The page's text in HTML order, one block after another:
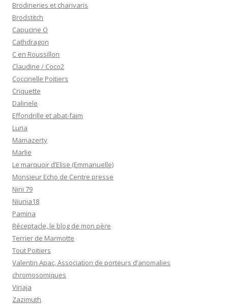
Brodineries et charivaris
Brodstitch
Capucine O
Cathdragon
C en Roussillon
Claudine / Coco2
Coccinelle Poitiers
Criquette
Dalinele
Effondrille et abat-faim
Luna
Mamazerty
Marlie
Le marquoir d’Elise (Emmanuelle)
Monsieur Echo de Centre presse
Nini 79
Niunia18
Pamina
Réceptacle, le blog de mon père
Terrier de Marmotte
Tout Poitiers
Valentin Apac, Association de porteurs d’anomalies
chromosomiques
Virjaja
Zazimuth